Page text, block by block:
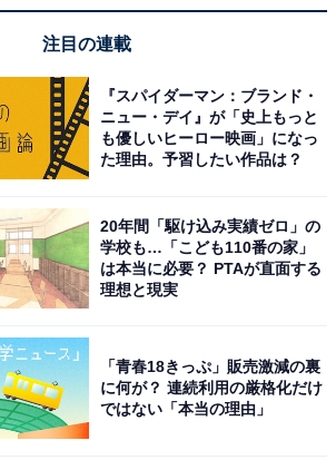
たい】Jackeryの人気商品5選
注目の連載
『スパイダーマン：ブランド・
ニュー・デイ』が「史上もっと
も優しいヒーロー映画」になっ
た理由。予習したい作品は？
20年間「駆け込み実績ゼロ」の
学校も…「こども110番の家」
は本当に必要？ PTAが直面する
理想と現実
「青春18きっぷ」販売激減の裏
に何が？ 連続利用の厳格化だけ
ではない「本当の理由」